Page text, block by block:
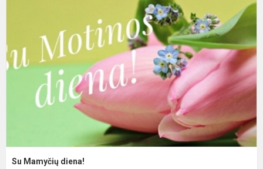
Su Mamyčių diena!